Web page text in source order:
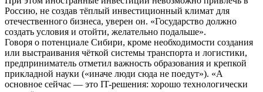
Россию, не создав тёплый инвестиционный климат для
отечественного бизнеса, уверен он. «Государство должно
создать условия и отойти, желательно подальше».
Говоря о потенциале Сибири, кроме необходимости создания
или выстраивания чёткой системы транспорта и логистики,
предприниматель отметил важность образования и крепкой
прикладной науки («иначе люди сюда не поедут»). «А
основное сейчас — это IT-решения: хорошо технологически